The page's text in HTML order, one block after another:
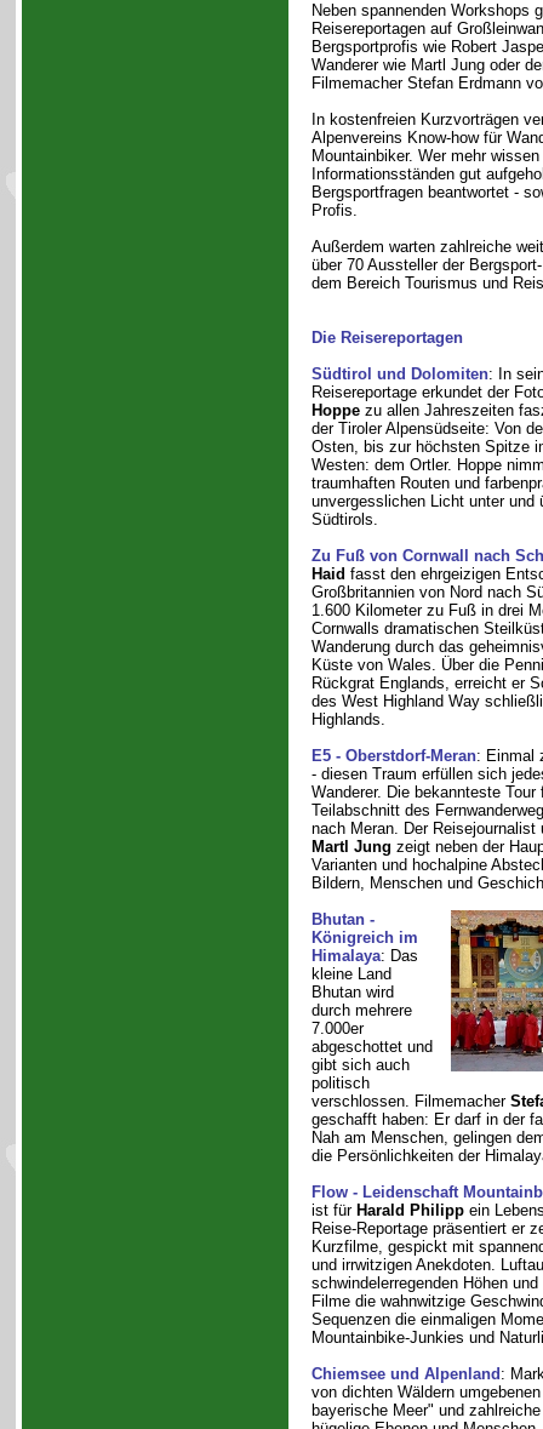
Neben spannenden Workshops
Reisereportagen auf
Bergsportprofis wie Robert
Wanderer wie Martl Jung oder
Filmemacher Stefan Erdmann
In kostenfreien Kurzvorträgen
Alpenvereins Know-how für
Mountainbiker. Wer mehr
Informationsständen gut
Bergsportfragen beantwortet -
Profis.
Außerdem warten zahlreiche
über 70 Aussteller der
dem Bereich Tourismus und
Die Reisereportagen
Südtirol und Dolomiten: In
Reisereportage erkundet der
Hoppezu allen Jahreszeiten
der Tiroler Alpensüdseite: Von
Osten, bis zur höchsten Spitze
Westen: dem Ortler. Hoppe
traumhaften Routen und
unvergesslichen Licht unter und
Südtirols.
Zu Fuß von Cornwall nach
Haid fasst den ehrgeizigen
Großbritannien von Nord nach
1.600 Kilometer zu Fuß in drei
Cornwalls dramatischen
Wanderung durch das
Küste von Wales. Über die
Rückgrat Englands, erreicht er
des West Highland Way
Highlands.
E5 - Oberstdorf-Meran: Einmal
- diesen Traum erfüllen sich
Wanderer. Die bekannteste Tour
Teilabschnitt des
nach Meran. Der Reisejournalist
Martl Jung zeigt neben der
Varianten und hochalpine
Bildern, Menschen und
Bhutan -
Königreich im
Himalaya: Das
kleine Land
Bhutan wird
durch mehrere
7.000er
abgeschottet und
gibt sich auch
politisch
verschlossen. Filmemacher
geschafft haben: Er darf in der
Nah am Menschen, gelingen
die Persönlichkeiten der
Flow - Leidenschaft
ist für Harald Philippein
Reise-Reportage präsentiert er
Kurzfilme, gespickt mit
und irrwitzigen Anekdoten.
schwindelerregenden Höhen
Filme die wahnwitzige
Sequenzen die einmaligen
Mountainbike-Junkies und
Chiemsee und Alpenland :
von dichten Wäldern
bayerische Meer" und